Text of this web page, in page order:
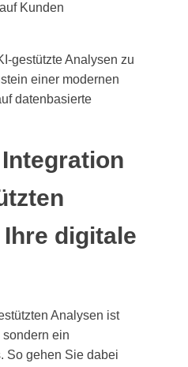
Kunden
gestützte Analysen zu
einer modernen
datenbasierte
digitale
Analysen ist
ein
So gehen Sie dabei